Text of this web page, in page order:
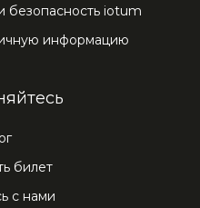
безопасность iotum
информацию
билет
с нами